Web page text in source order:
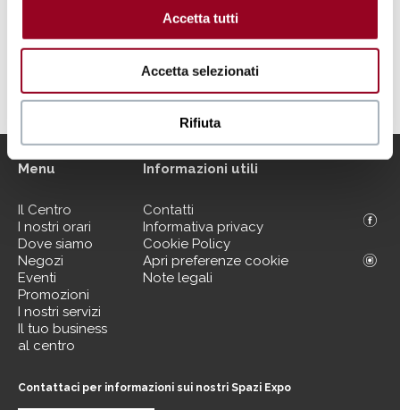
Accetta tutti
Accetta selezionati
Rifiuta
Menu
Il Centro
I nostri orari
Dove siamo
Negozi
Eventi
Promozioni
I nostri servizi
Il tuo business
al centro
Informazioni utili
Contatti
Informativa privacy
Cookie Policy
Apri preferenze cookie
Note legali
Contattaci per informazioni sui nostri Spazi Expo